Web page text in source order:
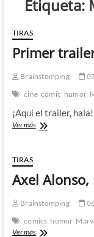
Etiqueta:
TIRAS
Primer
Brainstomping
cine cómic humor
¡Aquí el trailer, hala!
Ver másPrimer
TIRAS
Axel Alonso,
Brainstomping
comics humor
Ver másAxel